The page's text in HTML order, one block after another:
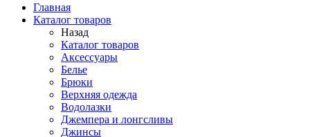
Главная
Каталог товаров
Назад
Каталог товаров
Аксессуары
Белье
Брюки
Верхняя одежда
Водолазки
Джемпера и лонгсливы
Джинсы